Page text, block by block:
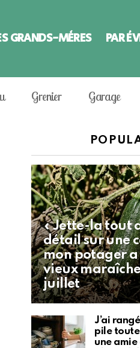
GRANDS-MÈRES PAR
Grenier Garage
« Jette-la tout
détail sur une
mon potager
vieux
juillet
J’ai
pile toute
une